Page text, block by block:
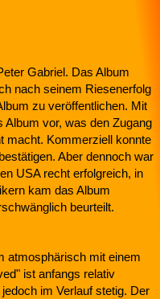
Gabriel. Das Album
nach seinem Riesenerfolg
zu veröffentlichen. Mit
Album vor, was den Zugang
macht. Kommerziell konnte
Aber dennoch war
USA recht erfolgreich, in
kam das Album
beurteilt.
atmosphärisch mit einem
ist anfangs relativ
im Verlauf stetig. Der